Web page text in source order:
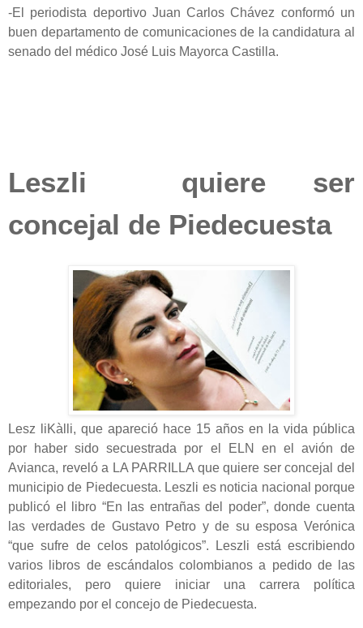
-El periodista deportivo Juan Carlos Chávez conformó un
buen departamento de comunicaciones de la candidatura al
senado del médico José Luis Mayorca Castilla.
Leszli quiere ser
concejal de Piedecuesta
Lesz liKàlli, que apareció hace 15 años en la vida pública
por haber sido secuestrada por el ELN en el avión de
Avianca, reveló a LA PARRILLA que quiere ser concejal del
municipio de Piedecuesta. Leszli es noticia nacional porque
publicó el libro “En las entrañas del poder”, donde cuenta
las verdades de Gustavo Petro y de su esposa Verónica
“que sufre de celos patológicos”. Leszli está escribiendo
varios libros de escándalos colombianos a pedido de las
editoriales, pero quiere iniciar una carrera política
empezando por el concejo de Piedecuesta.